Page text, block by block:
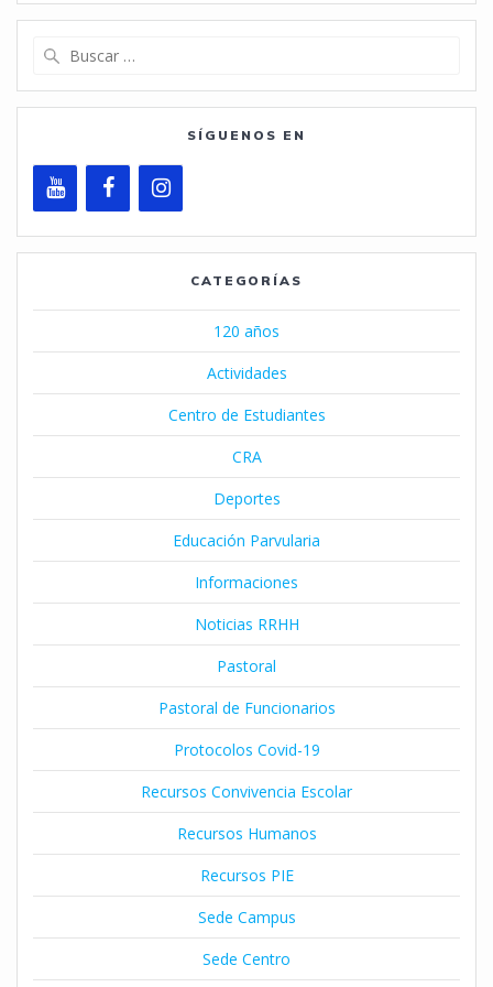
SÍGUENOS EN
CATEGORÍAS
120 años
Actividades
Centro de Estudiantes
CRA
Deportes
Educación Parvularia
Informaciones
Noticias RRHH
Pastoral
Pastoral de Funcionarios
Protocolos Covid-19
Recursos Convivencia Escolar
Recursos Humanos
Recursos PIE
Sede Campus
Sede Centro